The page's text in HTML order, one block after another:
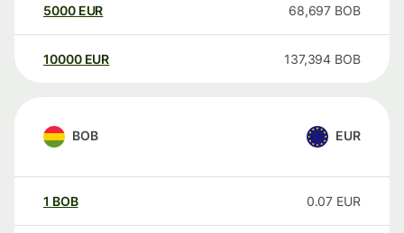
5000 EUR 68,697 BOB
10000 EUR 137,394 BOB
BOB EUR
1 BOB 0.07 EUR